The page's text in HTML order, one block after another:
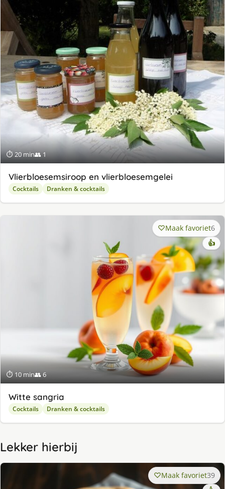
⏱ 20 min👥 1
Vlierbloesemsiroop en vlierbloesemgelei
Cocktails Dranken & cocktails
⏱ 10 min👥 6
Maak favoriet6
👍
Witte sangria
Cocktails Dranken & cocktails
Lekker hierbij
Maak favoriet39